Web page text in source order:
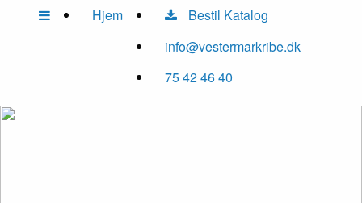
Hjem
Bestil Katalog
info@vestermarkribe.dk
75 42 46 40